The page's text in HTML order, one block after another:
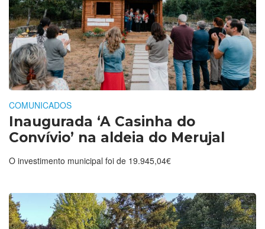
COMUNICADOS
Inaugurada ‘A Casinha do
Convívio’ na aldeia do Merujal
O investimento municipal foi de 19.945,04€